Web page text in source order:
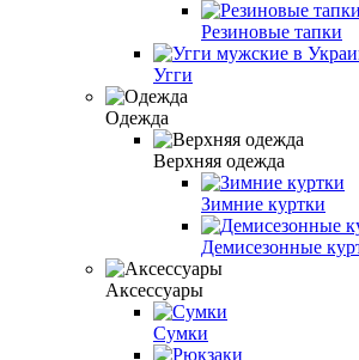
Резиновые тапки
Угги
Одежда
Верхняя одежда
Зимние куртки
Демисезонные
Аксессуары
Сумки